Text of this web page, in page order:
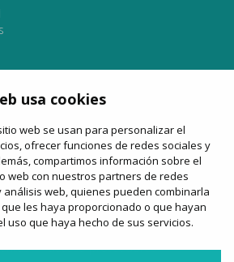
usa cookies
web se usan para personalizar el
ofrecer funciones de redes sociales y
compartimos información sobre el
web con nuestros partners de redes
análisis web, quienes pueden combinarla
les haya proporcionado o que hayan
uso que haya hecho de sus servicios.
somos
fondos públicos
alquiler de autocares
turismo
noticias contactar
acceso proveedores